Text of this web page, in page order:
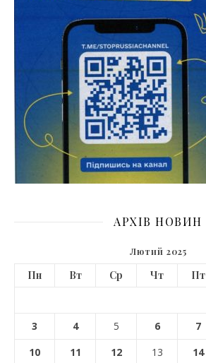
АРХІВ НОВИН
Лютий 2025
Пн Вт Ср Чт Пт
3
4 5 6 7
10
11 12 13 14